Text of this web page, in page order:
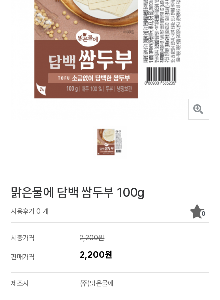
맑은물에 담백 쌈두부 100g
사용후기 0 개 0
시중가격 2,200원
판매가격 2,200원
제조사 (주)맑은물에